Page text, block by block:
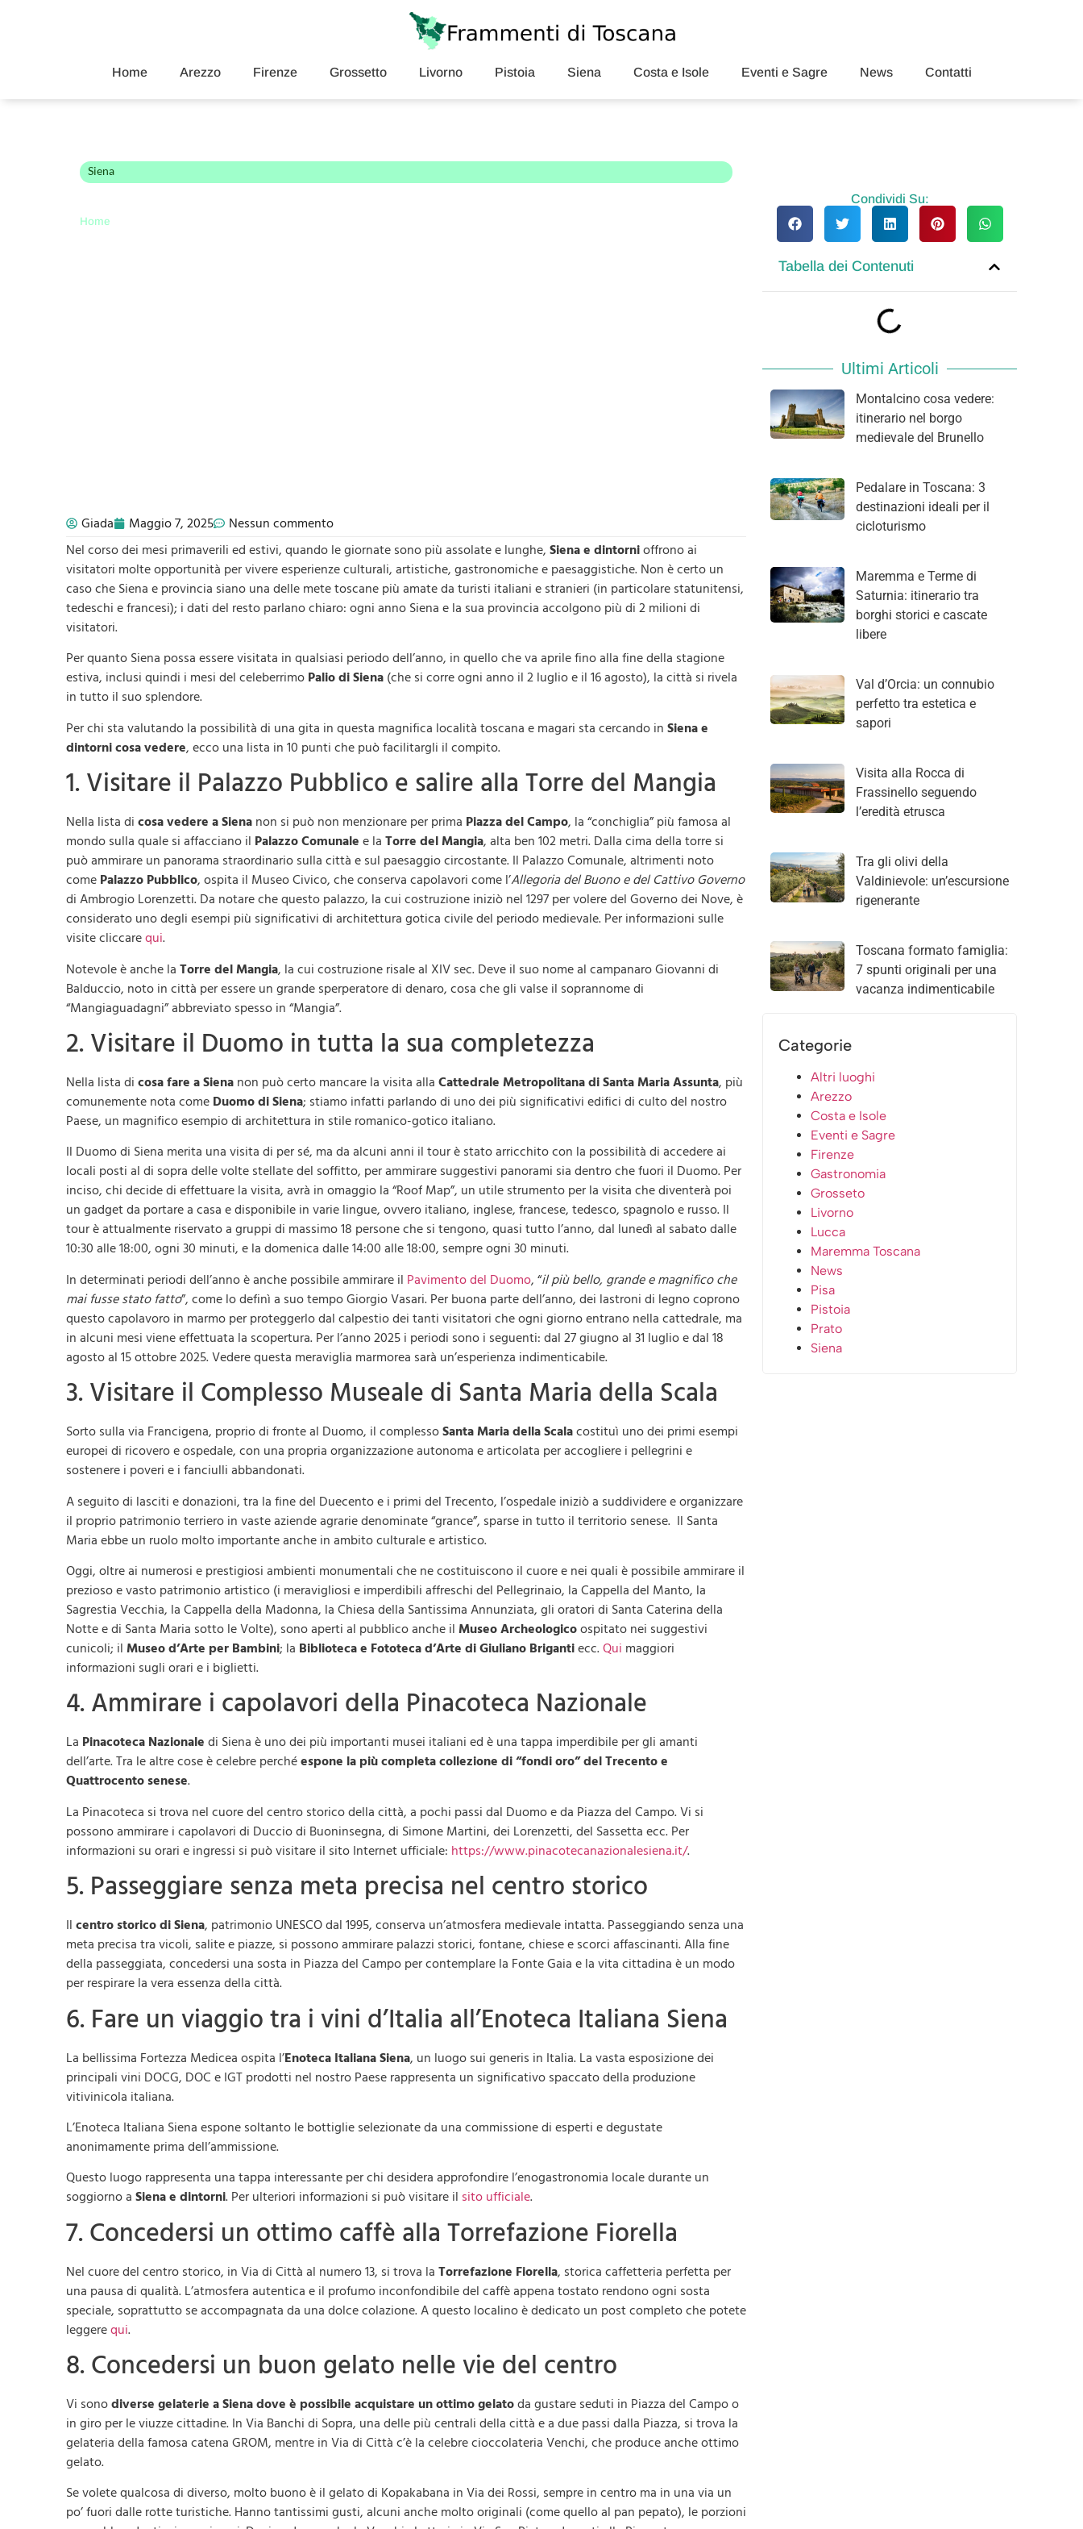
Home Arezzo Firenze Grossetto Livorno Pistoia Siena Costa e Isole Eventi e Sagre News Contatti
Siena
Home
Giada Maggio 7, 2025
Nessun commento
Nel corso dei mesi primaverili ed estivi, quando le giornate sono più assolate e lunghe, Siena e dintornioffrono ai
visitatori molte opportunità per vivere esperienze culturali, artistiche, gastronomiche e paesaggistiche. Non è certo un
caso che Siena e provincia siano una delle mete toscane più amate da turisti italiani e stranieri (in particolare statunitensi,
tedeschi e francesi); i dati del resto parlano chiaro: ogni anno Siena e la sua provincia accolgono più di 2 milioni di
visitatori.
Per quanto Siena possa essere visitata in qualsiasi periodo dell’anno, in quello che va aprile fino alla fine della stagione
estiva, inclusi quindi i mesi del celeberrimo Palio di Siena (che si corre ogni anno il 2 luglio e il 16 agosto), la città si rivela
in tutto il suo splendore.
Per chi sta valutando la possibilità di una gita in questa magnifica località toscana e magari sta cercando in Siena e
dintorni cosa vedere, ecco una lista in 10 punti che può facilitargli il compito.
1. Visitare il Palazzo Pubblico e salire alla Torre del Mangia
Nella lista di cosa vedere a Siena non si può non menzionare per prima Piazza del Campo, la “conchiglia” più famosa al
mondo sulla quale si affacciano il Palazzo Comunale e la Torre del Mangia, alta ben 102 metri. Dalla cima della torre si
può ammirare un panorama straordinario sulla città e sul paesaggio circostante. Il Palazzo Comunale, altrimenti noto
come Palazzo Pubblico, ospita il Museo Civico, che conserva capolavori come l’Allegoria del Buono e del Cattivo Governo
di Ambrogio Lorenzetti. Da notare che questo palazzo, la cui costruzione iniziò nel 1297 per volere del Governo dei Nove, è
considerato uno degli esempi più significativi di architettura gotica civile del periodo medievale. Per informazioni sulle
visite cliccarequi.
Notevole è anche la Torre del Mangia, la cui costruzione risale al XIV sec. Deve il suo nome al campanaro Giovanni di
Balduccio, noto in città per essere un grande sperperatore di denaro, cosa che gli valse il soprannome di
“Mangiaguadagni” abbreviato spesso in “Mangia”.
2. Visitare il Duomo in tutta la sua completezza
Nella lista di cosa fare a Siena non può certo mancare la visita alla Cattedrale Metropolitana di Santa Maria Assunta, più
comunemente nota come Duomo di Siena; stiamo infatti parlando di uno dei più significativi edifici di culto del nostro
Paese, un magnifico esempio di architettura in stile romanico-gotico italiano.
Il Duomo di Siena merita una visita di per sé, ma da alcuni anni il tour è stato arricchito con la possibilità di accedere ai
locali posti al di sopra delle volte stellate del soffitto, per ammirare suggestivi panorami sia dentro che fuori il Duomo. Per
inciso, chi decide di effettuare la visita, avrà in omaggio la “Roof Map”, un utile strumento per la visita che diventerà poi
un gadget da portare a casa e disponibile in varie lingue, ovvero italiano, inglese, francese, tedesco, spagnolo e russo. Il
tour è attualmente riservato a gruppi di massimo 18 persone che si tengono, quasi tutto l’anno, dal lunedì al sabato dalle
10:30 alle 18:00, ogni 30 minuti, e la domenica dalle 14:00 alle 18:00, sempre ogni 30 minuti.
In determinati periodi dell’anno è anche possibile ammirare il Pavimento del Duomo, “il più bello, grande e magnifico che
mai fusse stato fatto”, come lo definì a suo tempo Giorgio Vasari. Per buona parte dell’anno, dei lastroni di legno coprono
questo capolavoro in marmo per proteggerlo dal calpestio dei tanti visitatori che ogni giorno entrano nella cattedrale, ma
in alcuni mesi viene effettuata la scopertura. Per l’anno 2025 i periodi sono i seguenti: dal 27 giugno al 31 luglio e dal 18
agosto al 15 ottobre 2025. Vedere questa meraviglia marmorea sarà un’esperienza indimenticabile.
3. Visitare il Complesso Museale di Santa Maria della Scala
Sorto sulla via Francigena, proprio di fronte al Duomo, il complessoSanta Maria della Scalacostituì uno dei primi esempi
europei di ricovero e ospedale, con una propria organizzazione autonoma e articolata per accogliere i pellegrini e
sostenere i poveri e i fanciulli abbandonati.
A seguito di lasciti e donazioni, tra la fine del Duecento e i primi del Trecento, l’ospedale iniziò a suddividere e organizzare
il proprio patrimonio terriero in vaste aziende agrarie denominate “grance”, sparse in tutto il territorio senese. Il Santa
Maria ebbe un ruolo molto importante anche in ambito culturale e artistico.
Oggi, oltre ai numerosi e prestigiosi ambienti monumentali che ne costituiscono il cuore e nei quali è possibile ammirare il
prezioso e vasto patrimonio artistico (i meravigliosi e imperdibili affreschi del Pellegrinaio, la Cappella del Manto, la
Sagrestia Vecchia, la Cappella della Madonna, la Chiesa della Santissima Annunziata, gli oratori di Santa Caterina della
Notte e di Santa Maria sotto le Volte), sono aperti al pubblico anche il Museo Archeologicoospitato nei suggestivi
cunicoli; il Museo d’Arte per Bambini; la Biblioteca e Fototeca d’Arte di Giuliano Brigantiecc.Qui maggiori
informazioni sugli orari e i biglietti.
4. Ammirare i capolavori della Pinacoteca Nazionale
La Pinacoteca Nazionale di Siena è uno dei più importanti musei italiani ed è una tappa imperdibile per gli amanti
dell’arte. Tra le altre cose è celebre perchéespone la più completa collezione di “fondi oro” del Trecento e
Quattrocento senese.
La Pinacoteca si trova nel cuore del centro storico della città, a pochi passi dal Duomo e da Piazza del Campo. Vi si
possono ammirare i capolavori di Duccio di Buoninsegna, di Simone Martini, dei Lorenzetti, del Sassetta ecc. Per
informazioni su orari e ingressi si può visitare il sito Internet ufficiale: https://www.pinacotecanazionalesiena.it/.
5. Passeggiare senza meta precisa nel centro storico
Il centro storico di Siena, patrimonio UNESCO dal 1995, conserva un’atmosfera medievale intatta. Passeggiando senza una
meta precisa tra vicoli, salite e piazze, si possono ammirare palazzi storici, fontane, chiese e scorci affascinanti. Alla fine
della passeggiata, concedersi una sosta in Piazza del Campo per contemplare la Fonte Gaia e la vita cittadina è un modo
per respirare la vera essenza della città.
6. Fare un viaggio tra i vini d’Italia all’Enoteca Italiana Siena
La bellissima Fortezza Medicea ospita l’Enoteca Italiana Siena, un luogo sui generis in Italia. La vasta esposizione dei
principali vini DOCG, DOC e IGT prodotti nel nostro Paese rappresenta un significativo spaccato della produzione
vitivinicola italiana.
L’Enoteca Italiana Siena espone soltanto le bottiglie selezionate da una commissione di esperti e degustate
anonimamente prima dell’ammissione.
Questo luogo rappresenta una tappa interessante per chi desidera approfondire l’enogastronomia locale durante un
soggiorno a Siena e dintorni. Per ulteriori informazioni si può visitare il sito ufficiale.
7. Concedersi un ottimo caffè alla Torrefazione Fiorella
Nel cuore del centro storico, in Via di Città al numero 13, si trova la Torrefazione Fiorella, storica caffetteria perfetta per
una pausa di qualità. L’atmosfera autentica e il profumo inconfondibile del caffè appena tostato rendono ogni sosta
speciale, soprattutto se accompagnata da una dolce colazione. A questo localino è dedicato un post completo che potete
leggerequi.
8. Concedersi un buon gelato nelle vie del centro
Vi sonodiverse gelaterie a Siena dove è possibile acquistare un ottimo gelatoda gustare seduti in Piazza del Campo o
in giro per le viuzze cittadine. In Via Banchi di Sopra, una delle più centrali della città e a due passi dalla Piazza, si trova la
gelateria della famosa catena GROM, mentre in Via di Città c’è la celebre cioccolateria Venchi, che produce anche ottimo
gelato.
Se volete qualcosa di diverso, molto buono è il gelato di Kopakabana in Via dei Rossi, sempre in centro ma in una via un
po’ fuori dalle rotte turistiche. Hanno tantissimi gusti, alcuni anche molto originali (come quello al pan pepato), le porzioni
Condividi Su:
Tabella dei Contenuti
Ultimi Articoli
Montalcino cosa vedere:
itinerario nel borgo
medievale del Brunello
Pedalare in Toscana: 3
destinazioni ideali per il
cicloturismo
Maremma e Terme di
Saturnia: itinerario tra
borghi storici e cascate
libere
Val d’Orcia: un connubio
perfetto tra estetica e
sapori
Visita alla Rocca di
Frassinello seguendo
l’eredità etrusca
Tra gli olivi della
Valdinievole: un’escursione
rigenerante
Toscana formato famiglia:
7 spunti originali per una
vacanza indimenticabile
Categorie
Altri luoghi
Arezzo
Costa e Isole
Eventi e Sagre
Firenze
Gastronomia
Grosseto
Livorno
Lucca
Maremma Toscana
News
Pisa
Pistoia
Prato
Siena